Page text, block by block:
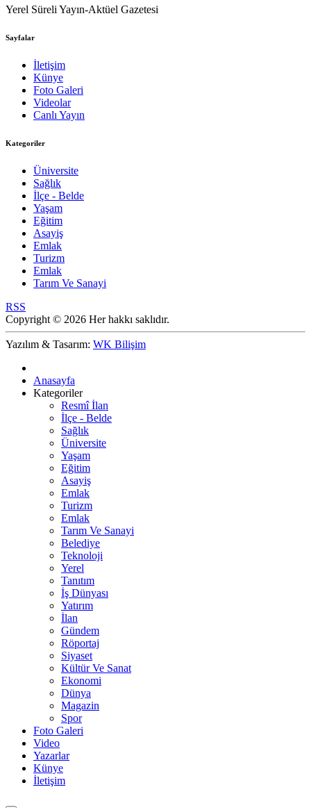
Yerel Süreli Yayın-Aktüel Gazetesi
Sayfalar
İletişim
Künye
Foto Galeri
Videolar
Canlı Yayın
Kategoriler
Üniversite
Sağlık
İlçe - Belde
Yaşam
Eğitim
Asayiş
Emlak
Turizm
Emlak
Tarım Ve Sanayi
RSS
Copyright © 2026 Her hakkı saklıdır.
Yazılım & Tasarım: WK Bilişim
Anasayfa
Kategoriler
Resmî İlan
İlçe - Belde
Sağlık
Üniversite
Yaşam
Eğitim
Asayiş
Emlak
Turizm
Emlak
Tarım Ve Sanayi
Belediye
Teknoloji
Yerel
Tanıtım
İş Dünyası
Yatırım
İlan
Gündem
Röportaj
Siyaset
Kültür Ve Sanat
Ekonomi
Dünya
Magazin
Spor
Foto Galeri
Video
Yazarlar
Künye
İletişim